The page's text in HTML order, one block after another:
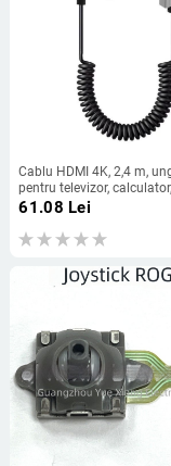
Cablu HDMI 4K, 2,4 m,
pentru televizor,
și cameră
61.08 Lei